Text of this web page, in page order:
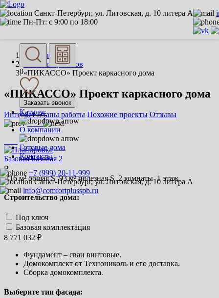
Санкт-Петербург, ул. Литовская, д. 10 литера А
Пн-Пт: с 9:00 по 18:00
0
Заказать звонок
Каталог
О компании
Готовые дома
Контакты
+7 (999) 20-11-999
Санкт-Петербург, ул. Литовская, д. 10 литера А
info@comfortplusspb.ru
Главная
Каталог проектов
«ПИКАССО» Проект каркасного дома
«ПИКАССО» Проект каркасного дома
Интерьет Этапы работы Похожие проекты Отзывы
БазоваяБазовая 2
₽
116 м² общая S93 м² полезная S 2 комнаты1 этаж
Строительство дома:
Под ключ
Базовая комплектация
8 771 032 ₽
Фундамент – сваи винтовые.
Домокомплект от Технониколь и его доставка.
Сборка домокомплекта.
Выберите тип фасада: